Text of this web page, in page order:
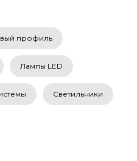
профиль
Лампы LED
Светильники